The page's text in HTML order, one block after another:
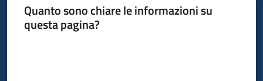
Informazioni
Quanto sono chiare le informazioni su
questa pagina?